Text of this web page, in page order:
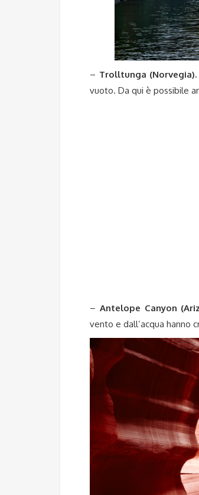
– Trolltunga (Norvegia).
vuoto. Da qui è possibile
– Antelope Canyon
vento e dall’acqua hanno